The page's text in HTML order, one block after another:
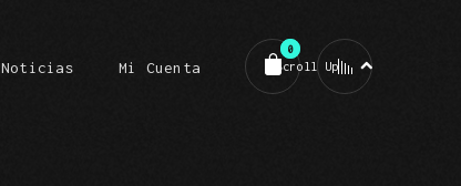
Noticias Mi Cuenta
0
Scroll Up